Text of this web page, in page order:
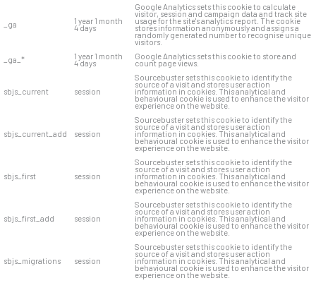
_ga 1 year 1 month
4 days
Google Analytics sets this cookie to calculate
visitor, session and campaign data and track site
usage for the site's analytics report. The cookie
stores information anonymously and assigns a
randomly generated number to recognise unique
visitors.
_ga_*
1 year 1 month
4 days
Google Analytics sets this cookie to store and
count page views.
sbjs_current session
Sourcebuster sets this cookie to identify the
source of a visit and stores user action
information in cookies. This analytical and
behavioural cookie is used to enhance the visitor
experience on the website.
sbjs_current_add session
Sourcebuster sets this cookie to identify the
source of a visit and stores user action
information in cookies. This analytical and
behavioural cookie is used to enhance the visitor
experience on the website.
sbjs_first session
Sourcebuster sets this cookie to identify the
source of a visit and stores user action
information in cookies. This analytical and
behavioural cookie is used to enhance the visitor
experience on the website.
sbjs_first_add session
Sourcebuster sets this cookie to identify the
source of a visit and stores user action
information in cookies. This analytical and
behavioural cookie is used to enhance the visitor
experience on the website.
sbjs_migrations session
Sourcebuster sets this cookie to identify the
source of a visit and stores user action
information in cookies. This analytical and
behavioural cookie is used to enhance the visitor
experience on the website.